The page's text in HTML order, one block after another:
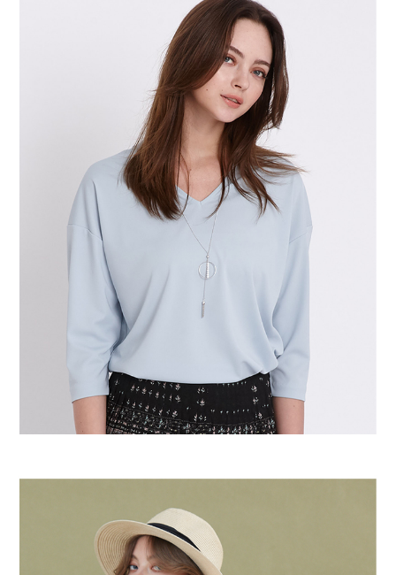
ATM／網路銀行／等多元方式進行付款，方視為交易完成。
※ 請注意：結帳手續完成當下不需立刻繳費，但若您需要取消訂單，請聯絡
購買商品的店家。未經商家同意取消之訂單仍視為有效，需透過AFTEE先享
※ 交易是否成功請以「AFTEE先享後付 」之結帳頁面顯示為準，若有關於
是否繳費成功／繳費後需取消欲退款等相關疑問，請聯繫「AFTEE先享後付
https://netprotections.freshdesk.com/support/home
１．透過由恩沛科技股份有限公司提供之「AFTEE先享後付」服務完成之交
易，需依本服務之必要範圍內提供個人資料，並將交易相關給付款項請求債
權轉讓予恩沛科技股份有限公司。
２．關於個人資料處理事宜，請瀏覽以下網址：
https://aftee.tw/terms/#terms3
３．未成年的使用者請事先徵得法定代理人或監護人之同意方可使用
「AFTEE先享後付」，若未經同意申辦者引起之損失，本公司不負相關責
４．使用「AFTEE先享後付」時，將依據個別帳號之用戶狀況，依本公司即
時審查核予不同之上限額度；若仍有額度不足之情形，本公司將視審查結果
請求用戶進行身份認證。
５．嚴禁一人註冊多個帳號或使用他人資訊註冊。若發現惡意使用之情形，
恩沛科技股份有限公司將有權停止該用戶之使用額度並採取法律行動。
每筆NT$60，滿NT$2,000(含以上)免運費
付款後7-11取貨---滿2000元免運
每筆NT$60，滿NT$2,000(含以上)免運費
每筆NT$120，滿NT$2,000(含以上)免運費